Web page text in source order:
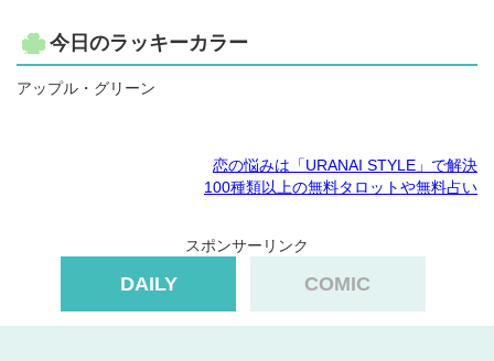
今日のラッキーカラー
アップル・グリーン
恋の悩みは「URANAI STYLE」で解決
100種類以上の無料タロットや無料占い
スポンサーリンク
DAILY COMIC